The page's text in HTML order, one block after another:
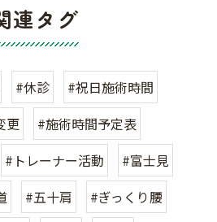
連タグ
#休診
#祝日施術時間
更
#施術時間予定表
#トレーナー活動
#富士見
#五十肩
#ぎっくり腰